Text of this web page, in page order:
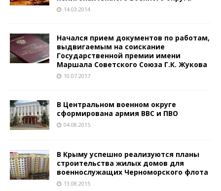
14.03.2014
Начался прием документов по работам,
выдвигаемым на соискание
Государственной премии имени
Маршала Советского Союза Г.К. Жукова
10.07.2017
В Центральном военном округе
сформирована армия ВВС и ПВО
04.08.2015
В Крыму успешно реализуются планы
строительства жилых домов для
военнослужащих Черноморского флота
13.08.2015